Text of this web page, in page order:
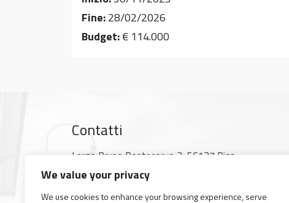
We value your privacy
We use cookies to enhance your browsing experience, serve
Fine:28/02/2026
Budget:€ 114.000
Contatti
Largo Bruno Pontecorvo 3, 56127 Pisa
Mappa Google
Tel +39 050 2214 000
Fax +39 050 2214 333